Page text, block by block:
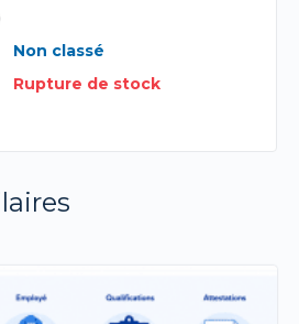
Non classé
Rupture de stock